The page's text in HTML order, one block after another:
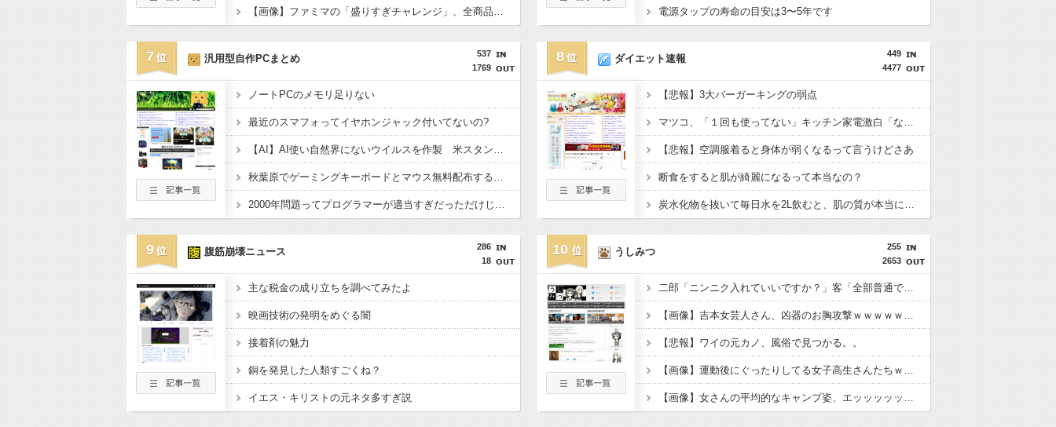
【画像】ファミマの「盛りすぎチャレンジ」、全商品買うて来たで 電源タップの寿命の目安は3〜5年です
7
537
1769
汎用型自作PCまとめ
ノートPCのメモリ足りない
最近のスマフォってイヤホンジャック付いてないの?
【AI】AI使い自然界にないウイルスを作製 米スタンフォード大学が成果発表
秋葉原でゲーミングキーボードとマウス無料配布するよ→結果
2000年問題ってプログラマーが適当すぎだっただけじゃん
8
449
4477
ダイエット速報
【悲報】3大バーガーキングの弱点
マツコ、「１回も使ってない」キッチン家電激白「なんか謎じゃん、配線が。どっから水出てんの？って」
【悲報】空調服着ると身体が弱くなるって言うけどさあ
断食をすると肌が綺麗になるって本当なの？
炭水化物を抜いて毎日水を2L飲むと、肌の質が本当に違う！
9
286
18
腹筋崩壊ニュース
主な税金の成り立ちを調べてみたよ
映画技術の発明をめぐる闇
接着剤の魅力
銅を発見した人類すごくね？
イエス・キリストの元ネタ多すぎ説
10
255
2653
うしみつ
二郎「ニンニク入れていいですか？」客「全部普通で」二郎「ニンニク入れちゃってもいいですか？」⇒！
【画像】吉本女芸人さん、凶器のお胸攻撃ｗｗｗｗｗｗｗｗｗｗｗ
【悲報】ワイの元カノ、風俗で見つかる。。
【画像】運動後にぐったりしてる女子高生さんたちｗｗｗｗｗｗｗｗｗ
【画像】女さんの平均的なキャンプ姿、エッッッッッッッッッッッッッッッッッ！